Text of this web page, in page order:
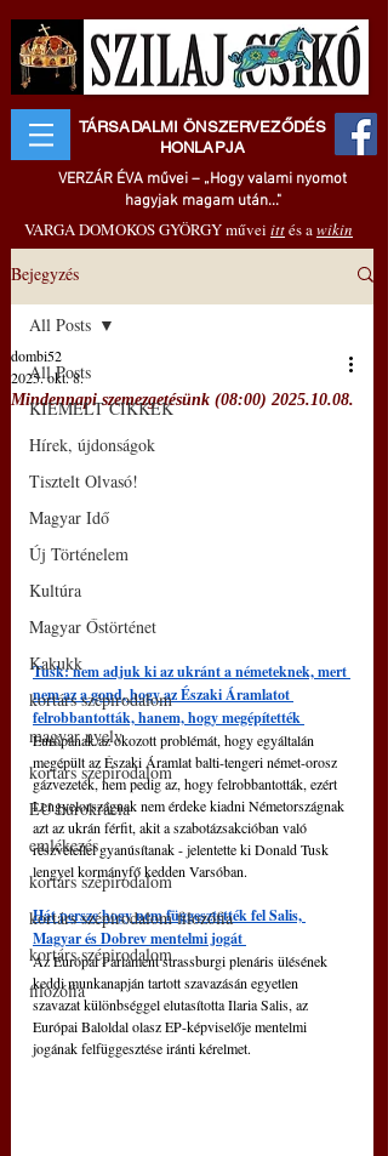
TÁRSADALMI ÖNSZERVEZŐDÉS
HONLAPJA
VERZÁR ÉVA művei – „Hogy valami nyomot
hagyjak magam után..."
VARGA DOMOKOS GYÖRGY művei ittés awikin
Bejegyzés
All Posts
KIEMELT CIKKEK
Hírek, újdonságok
Tisztelt Olvasó!
Magyar Idő
Új Történelem
Kultúra
Magyar Őstörténet
Kakukk
kortárs szépirodalom
magyar nyelv
kortárs szépirodalom
EU bürokrácia
emlékezés
kortárs szépirodalom
kortárs szépirodalom filozófia
kortárs szépirodalom
filozófia
All Posts
Mindennapi szemezgetésünk (08:00) 2025.10.08.
dombi52
2025. okt. 8.
Tusk: nem adjuk ki az ukránt a németeknek, mert
nem az a gond, hogy az Északi Áramlatot
felrobbantották, hanem, hogy megépítették
Európának az okozott problémát, hogy egyáltalán
megépült az Északi Áramlat balti-tengeri német-orosz
gázvezeték, nem pedig az, hogy felrobbantották, ezért
Lengyelországnak nem érdeke kiadni Németországnak
azt az ukrán férfit, akit a szabotázsakcióban való
részvétellel gyanúsítanak - jelentette ki Donald Tusk
lengyel kormányfő kedden Varsóban.
Hát persze hogy nem függesztették fel Salis,
Magyar és Dobrev mentelmi jogát
Az Európai Parlament strassburgi plenáris ülésének
keddi munkanapján tartott szavazásán egyetlen
szavazat különbséggel elutasította Ilaria Salis, az
Európai Baloldal olasz EP-képviselője mentelmi
jogának felfüggesztése iránti kérelmet.